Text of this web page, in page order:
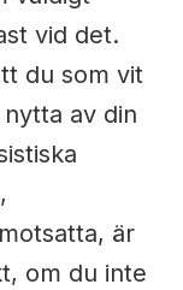
vid det.
du som vit
av din
är
om du inte